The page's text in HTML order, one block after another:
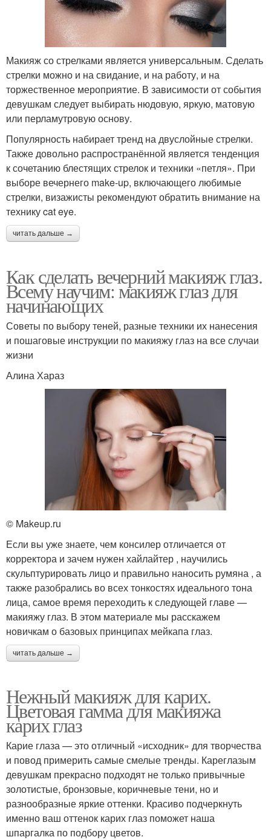
Макияж со стрелками является универсальным. Сделать
стрелки можно и на свидание, и на работу, и на
торжественное мероприятие. В зависимости от события
девушкам следует выбирать нюдовую, яркую, матовую
или перламутровую основу.
Популярность набирает тренд на двуслойные стрелки.
Также довольно распространённой является тенденция
к сочетанию блестящих стрелок и техники «петля». При
выборе вечернего make-up, включающего любимые
стрелки, визажисты рекомендуют обратить внимание на
технику cat eye.
читать дальше →
Как сделать вечерний макияж глаз.
Всему научим: макияж глаз для
начинающих
Советы по выбору теней, разные техники их нанесения
и пошаговые инструкции по макияжу глаз на все случаи
жизни
Алина Хараз
© Makeup.ru
Если вы уже знаете, чем консилер отличается от
корректора и зачем нужен хайлайтер , научились
скульптурировать лицо и правильно наносить румяна , а
также разобрались во всех тонкостях идеального тона
лица, самое время переходить к следующей главе —
макияжу глаз. В этом материале мы расскажем
новичкам о базовых принципах мейкапа глаз.
читать дальше →
Нежный макияж для карих.
Цветовая гамма для макияжа
карих глаз
Карие глаза — это отличный «исходник» для творчества
и повод примерить самые смелые тренды. Кареглазым
девушкам прекрасно подходят не только привычные
золотистые, бронзовые, коричневые тени, но и
разнообразные яркие оттенки. Красиво подчеркнуть
именно ваш оттенок карих глаз поможет наша
шпаргалка по подбору цветов.